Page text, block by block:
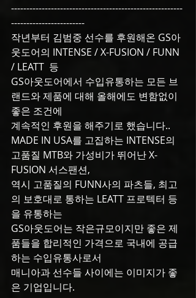
--------------------------------------------------------
------------------------
작년부터 김범중 선수를 후원해온 GS아
웃도어의 INTENSE / X-FUSION / FUNN
/ LEATT  등
GS아웃도어에서 수입유통하는 모든 브
랜드와 제품에 대해 올해에도 변함없이
좋은 조건에
계속적인 후원을 해주기로 했습니다..
MADE IN USA를 고집하는 INTENSE의
고품질 MTB와 가성비가 뛰어난 X-
FUSION 서스팬션,
역시 고품질의 FUNN사의 파츠들, 최고
의 보호대로 통하는 LEATT 프로텍터 등
을 유통하는
GS아웃도어는 작은규모이지만 좋은 제
품들을 합리적인 가격으로 국내에 공급
하는 수입유통사로서
매니아과 선수들 사이에는 이미지가 좋
은 기업입니다.